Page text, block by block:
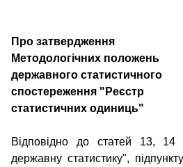
Про затвердження
Методологічних положень
державного статистичного
спостереження "Реєстр
статистичних одиниць"
Відповідно до статей 13, 14
державну статистику",